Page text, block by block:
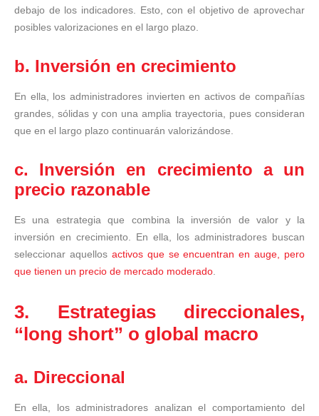
debajo de los indicadores. Esto, con el objetivo de aprovechar
posibles valorizaciones en el largo plazo.
b. Inversión en crecimiento
En ella, los administradores invierten en activos de compañías
grandes, sólidas y con una amplia trayectoria, pues consideran
que en el largo plazo continuarán valorizándose.
c. Inversión en crecimiento a un
precio razonable
Es una estrategia que combina la inversión de valor y la
inversión en crecimiento. En ella, los administradores buscan
seleccionar aquellos activos que se encuentran en auge, pero
que tienen un precio de mercado moderado.
3. Estrategias direccionales,
“long short” o global macro
a. Direccional
En ella, los administradores analizan el comportamiento del